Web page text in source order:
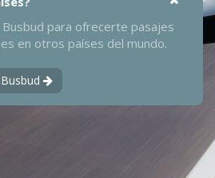
Busbud para ofrecerte pasajes
en otros países del mundo.